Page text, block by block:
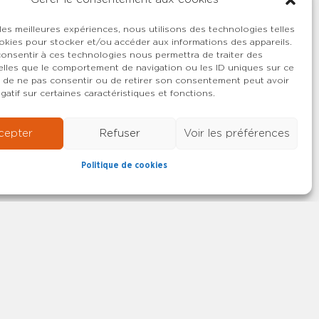
meilleures expériences, nous utilisons des technologies telles
pour stocker et/ou accéder aux informations des appareils.
à ces technologies nous permettra de traiter des
que le comportement de navigation ou les ID uniques sur ce
de ne pas consentir ou de retirer son consentement peut avoir
sur certaines caractéristiques et fonctions.
Refuser Voir les préférences
Politique de cookies